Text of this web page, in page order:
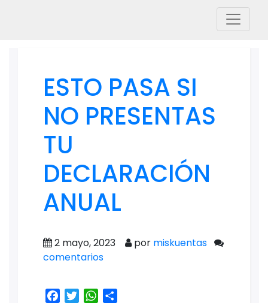
ESTO PASA SI
NO PRESENTAS
TU
DECLARACIÓN
ANUAL
2 mayo, 2023 por miskuentas
comentarios
Facebook
TwitterWhatsApp